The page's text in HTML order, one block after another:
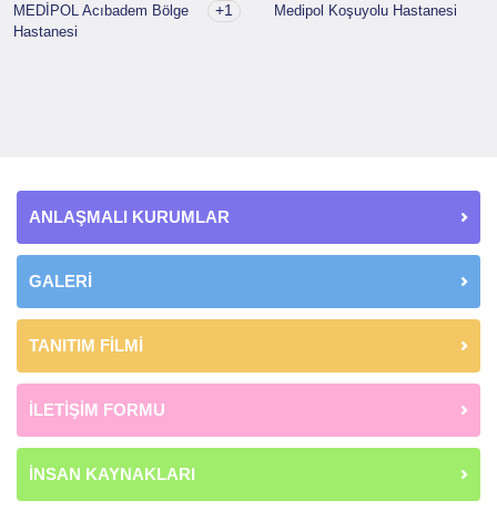
MEDİPOL Acıbadem Bölge
Hastanesi
+1 Medipol Koşuyolu Hastanesi
ANLAŞMALI KURUMLAR
GALERİ
TANITIM FİLMİ
İLETİŞİM FORMU
İNSAN KAYNAKLARI